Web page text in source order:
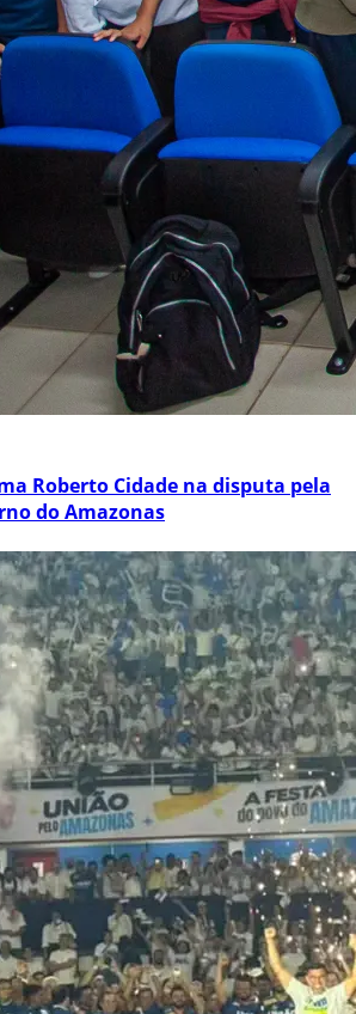
Roberto Cidade na disputa pela
do Amazonas